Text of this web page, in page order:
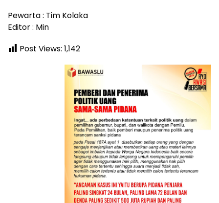
Pewarta : Tim Kolaka
Editor : Min
Post Views: 1,142